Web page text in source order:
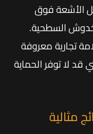
الأشعة فوق
السطحية.
تجارية معروفة
قد لا توفر الحماية
مثالية